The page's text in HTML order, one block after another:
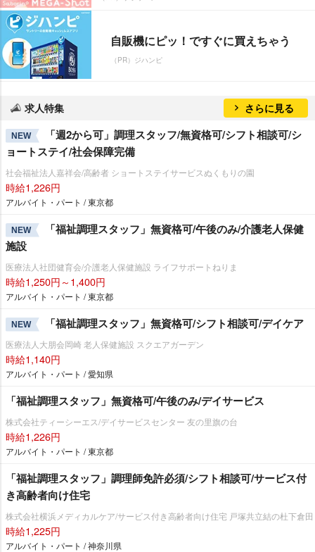
自販機にピッ！ですぐに買えちゃう
（PR）ジハンピ
求人特集 さらに見る
NEW
「週2から可」調理スタッフ/無資格可/シフト相談可/シ
ョートステイ/社会保障完備
社会福祉法人嘉祥会/高齢者 ショートステイサービスぬくもりの園
時給1,226円
アルバイト・パート / 東京都
NEW
「福祉調理スタッフ」無資格可/午後のみ/介護老人保健
施設
医療法人社団健育会/介護老人保健施設 ライフサポートねりま
時給1,250円～1,400円
アルバイト・パート / 東京都
NEW 「福祉調理スタッフ」無資格可/シフト相談可/デイケア
医療法人大朋会岡崎 老人保健施設 スクエアガーデン
時給1,140円
アルバイト・パート / 愛知県
「福祉調理スタッフ」無資格可/午後のみ/デイサービス
株式会社ティーシーエス/デイサービスセンター 友の里旗の台
時給1,226円
アルバイト・パート / 東京都
「福祉調理スタッフ」調理師免許必須/シフト相談可/サービス付
き高齢者向け住宅
株式会社横浜メディカルケア/サービス付き高齢者向け住宅 戸塚共立結の杜下倉田
時給1,225円
アルバイト・パート / 神奈川県